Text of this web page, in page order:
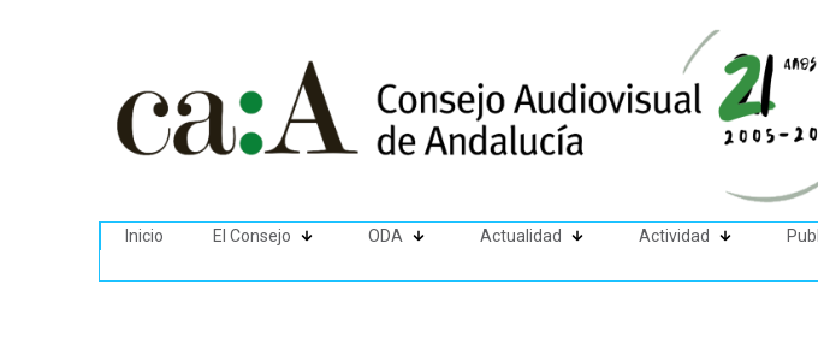
Inicio El Consejo ODA Actualidad Actividad